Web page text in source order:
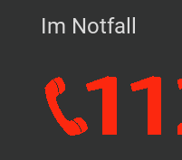
Im Notfall